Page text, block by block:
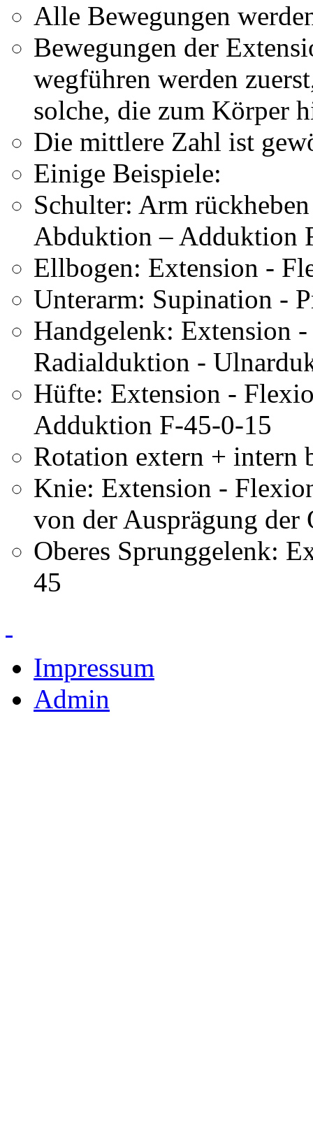
Alle Bewegungen
Bewegungen der
wegführen werden
solche, die zum Körper
Die mittlere Zahl ist
Einige Beispiele:
Schulter: Arm
Abduktion – Adduktion
Ellbogen: Extension -
Unterarm: Supination -
Handgelenk: Extension
Radialduktion -
Hüfte: Extension -
Adduktion F-45-0-15
Rotation extern + intern
Knie: Extension -
von der Ausprägung der
Oberes Sprunggelenk:
45
Impressum
Admin